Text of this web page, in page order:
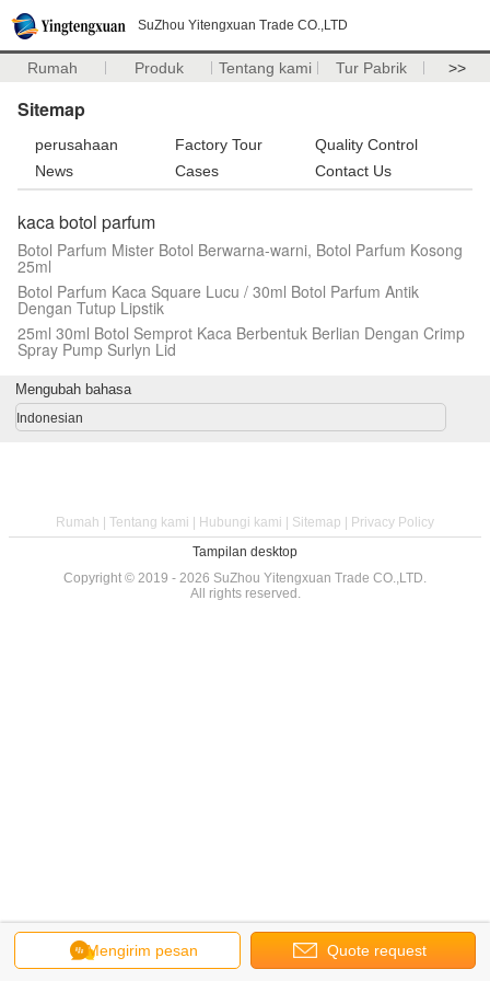
SuZhou Yitengxuan Trade CO.,LTD
Rumah Produk Tentang kami Tur Pabrik >>
Sitemap
perusahaan Factory Tour
Quality Control
News
Cases Contact Us
kaca botol parfum
Botol Parfum Mister Botol Berwarna-warni, Botol Parfum Kosong
25ml
Botol Parfum Kaca Square Lucu / 30ml Botol Parfum Antik
Dengan Tutup Lipstik
25ml 30ml Botol Semprot Kaca Berbentuk Berlian Dengan Crimp
Spray Pump Surlyn Lid
Mengirim pesan Quote request
Mengubah bahasa
Indonesian
Rumah Tentang kami Hubungi kami Sitemap
Privacy Policy
Tampilan desktop
Copyright © 2019 - 2026 SuZhou Yitengxuan Trade CO.,LTD.
All rights reserved.